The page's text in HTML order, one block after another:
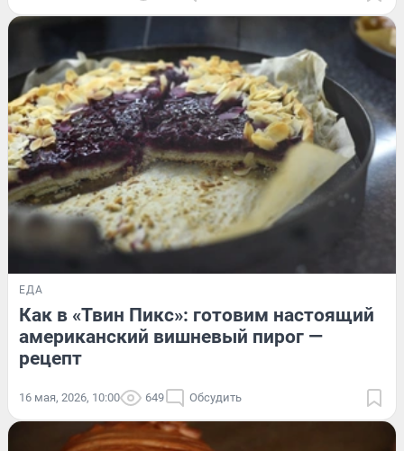
ЕДА
Как в «Твин Пикс»: готовим настоящий
американский вишневый пирог —
рецепт
16 мая, 2026, 10:00 649 Обсудить